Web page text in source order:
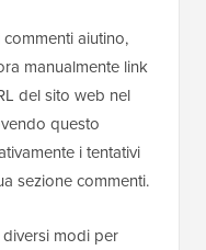
aiutino,
manualmente link
del sito web nel
questo
i tentativi
sezione commenti.
modi per